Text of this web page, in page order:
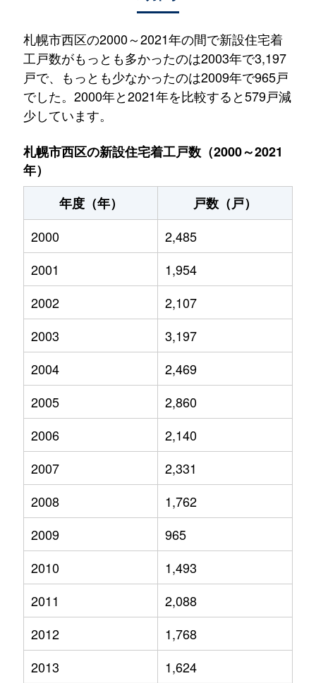
札幌市西区の2000～2021年の間で新設住宅着
工戸数がもっとも多かったのは2003年で3,197
戸で、もっとも少なかったのは2009年で965戸
でした。2000年と2021年を比較すると579戸減
少しています。
札幌市西区の新設住宅着工戸数（2000～2021
年）
年度（年）
戸数（戸）
2000
2,485
2001
1,954
2002
2,107
2003
3,197
2004
2,469
2005
2,860
2006
2,140
2007
2,331
2008
1,762
2009
965
2010
1,493
2011
2,088
2012
1,768
2013
1,624